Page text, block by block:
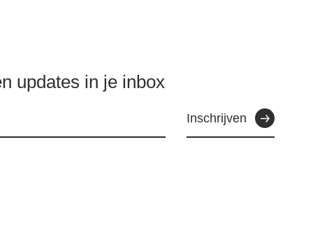
updates in je inbox
Inschrijven